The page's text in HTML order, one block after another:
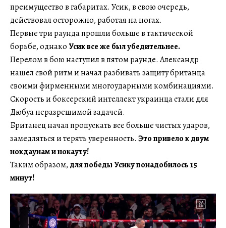
преимущество в габаритах. Усик, в свою очередь,
действовал осторожно, работая на ногах.
Первые три раунда прошли больше в тактической
борьбе, однако Усик все же был убедительнее.
Перелом в бою наступил в пятом раунде. Александр
нашел свой ритм и начал разбивать защиту британца
своими фирменными многоударными комбинациями.
Скорость и боксерский интеллект украинца стали для
Дюбуа неразрешимой задачей.
Британец начал пропускать все больше чистых ударов,
замедляться и терять уверенность. Это привело к двум
нокдаунам и нокауту!
Таким образом, для победы Усику понадобилось 15
минут!